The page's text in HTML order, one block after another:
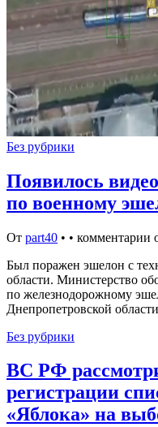
Без рубрики
Появилось
по военному
От part40 • • комментарии
Был поражен эшелон с
области. Министерство
по железнодорожному
Днепропетровской
Без рубрики
ВС РФ
регистрации
«Яблока» на